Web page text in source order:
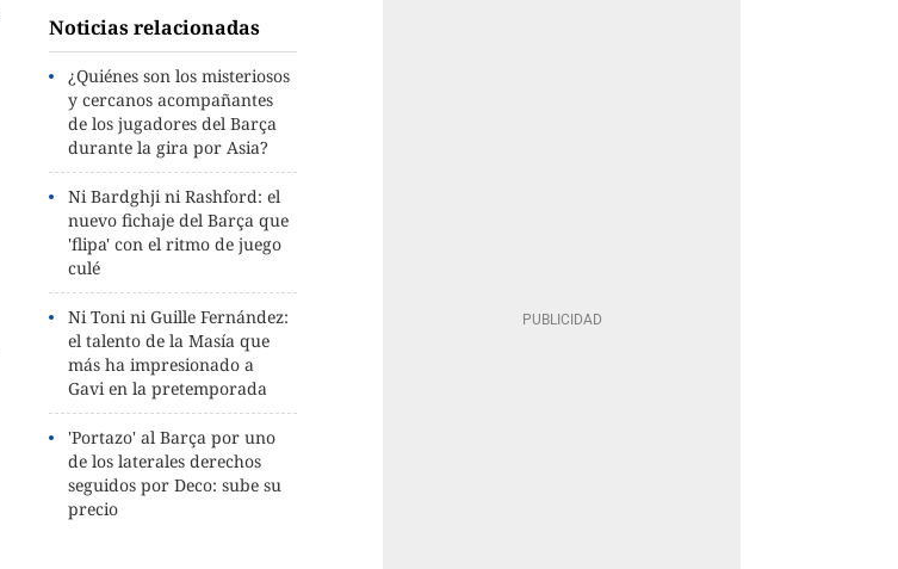
Noticias relacionadas
¿Quiénes son los misteriosos
y cercanos acompañantes
de los jugadores del Barça
durante la gira por Asia?
Ni Bardghji ni Rashford: el
nuevo fichaje del Barça que
'flipa' con el ritmo de juego
culé
Ni Toni ni Guille Fernández:
el talento de la Masía que
más ha impresionado a
Gavi en la pretemporada
'Portazo' al Barça por uno
de los laterales derechos
seguidos por Deco: sube su
precio